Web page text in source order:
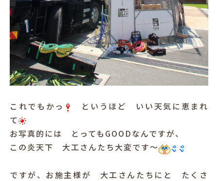
これでもかっ
というほど いい天気に恵まれ
て
お写真的には とってもGOODなんですが、
この炎天下 大工さんたち大変です～
ですが、お施主様が 大工さんたちにと たくさ